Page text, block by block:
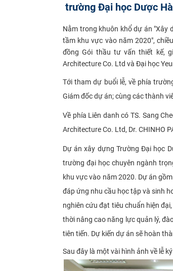
trường Đại học Dược
Nằm trong khuôn khổ dự án "Xây
tầm khu vực vào năm 2020",
đồng Gói thầu tư vấn thiết kế,
Architecture Co. Ltd và Đại học
Tới tham dự buổi lễ, về phía
Giám đốc dự án; cùng các thành
Về phía Liên danh có TS. Sang
Architecture Co. Ltd, Dr. CHINHO
Dự án xây dựng Trường Đại học
trường đại học chuyên ngành
khu vực vào năm 2020. Dự án
đáp ứng nhu cầu học tập và sinh
nghiên cứu đạt tiêu chuẩn hiện
thời nâng cao năng lực quản lý,
tiên tiến. Dự kiến dự án sẽ hoàn
Sau đây là một vài hình ảnh về lễ